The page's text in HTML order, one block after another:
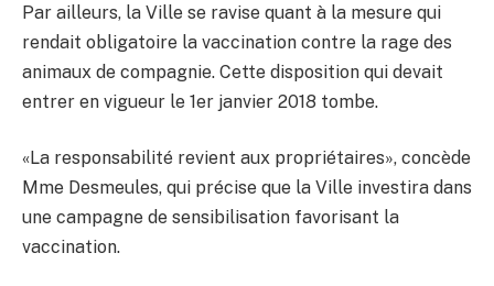
Par ailleurs, la Ville se ravise quant à la mesure qui
rendait obligatoire la vaccination contre la rage des
animaux de compagnie. Cette disposition qui devait
entrer en vigueur le 1er janvier 2018 tombe.
«La responsabilité revient aux propriétaires», concède
Mme Desmeules, qui précise que la Ville investira dans
une campagne de sensibilisation favorisant la
vaccination.